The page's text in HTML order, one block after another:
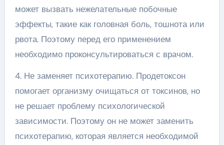
может вызвать нежелательные побочные
эффекты, такие как головная боль, тошнота или
рвота. Поэтому перед его применением
необходимо проконсультироваться с врачом.
4. Не заменяет психотерапию. Продетоксон
помогает организму очищаться от токсинов, но
не решает проблему психологической
зависимости. Поэтому он не может заменить
психотерапию, которая является необходимой